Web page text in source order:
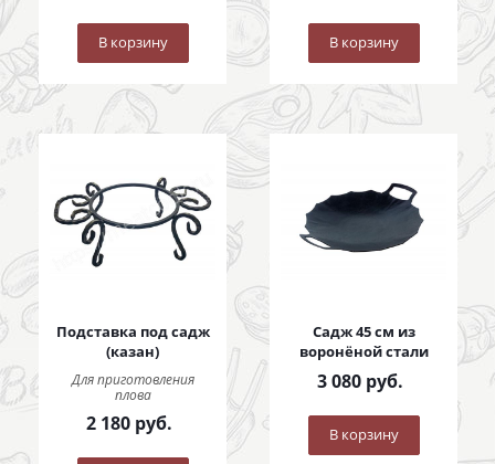
В корзину В корзину
Подставка под садж
(казан)
Для приготовления
плова
2 180руб.
Садж 45 см из
воронёной стали
3 080руб.
В корзину